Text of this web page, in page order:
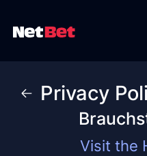
Privacy
Visit the